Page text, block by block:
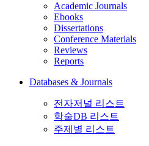
Academic Journals
Ebooks
Dissertations
Conference Materials
Reviews
Reports
Databases & Journals
전자저널 리스트
학술DB 리스트
주제별 리스트